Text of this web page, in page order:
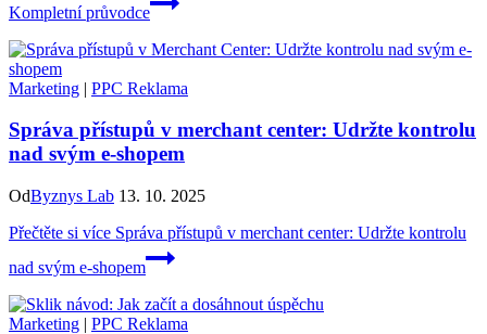
Kompletní průvodce
Marketing | PPC Reklama
Správa přístupů v merchant center: Udržte kontrolu
nad svým e-shopem
OdByznys Lab 13. 10. 2025
Přečtěte si více Správa přístupů v merchant center: Udržte kontrolu
nad svým e-shopem
Marketing | PPC Reklama